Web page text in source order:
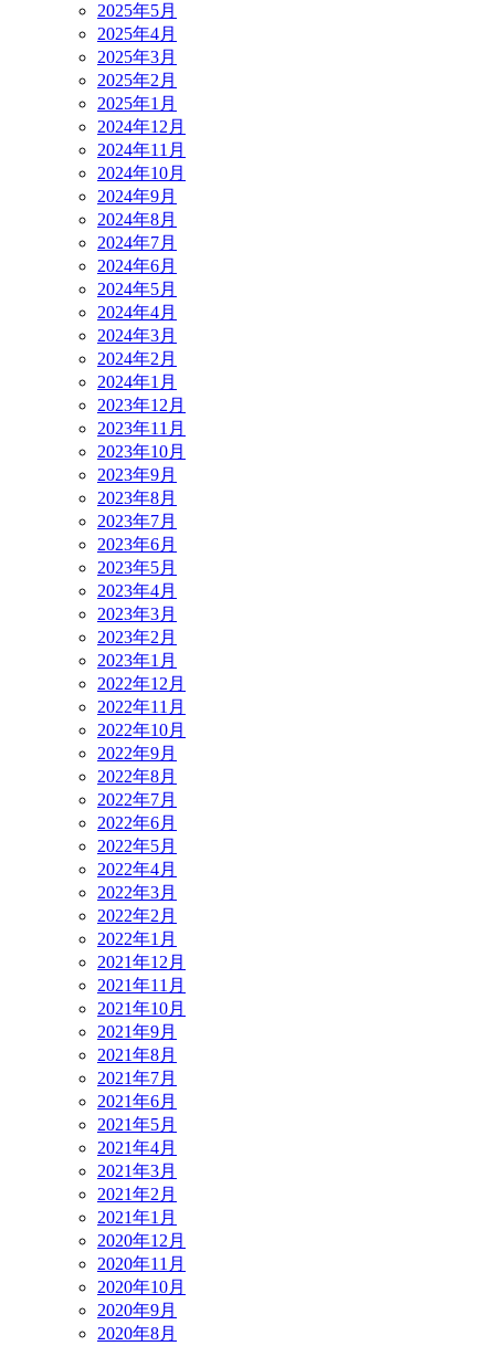
2025年5月
2025年4月
2025年3月
2025年2月
2025年1月
2024年12月
2024年11月
2024年10月
2024年9月
2024年8月
2024年7月
2024年6月
2024年5月
2024年4月
2024年3月
2024年2月
2024年1月
2023年12月
2023年11月
2023年10月
2023年9月
2023年8月
2023年7月
2023年6月
2023年5月
2023年4月
2023年3月
2023年2月
2023年1月
2022年12月
2022年11月
2022年10月
2022年9月
2022年8月
2022年7月
2022年6月
2022年5月
2022年4月
2022年3月
2022年2月
2022年1月
2021年12月
2021年11月
2021年10月
2021年9月
2021年8月
2021年7月
2021年6月
2021年5月
2021年4月
2021年3月
2021年2月
2021年1月
2020年12月
2020年11月
2020年10月
2020年9月
2020年8月